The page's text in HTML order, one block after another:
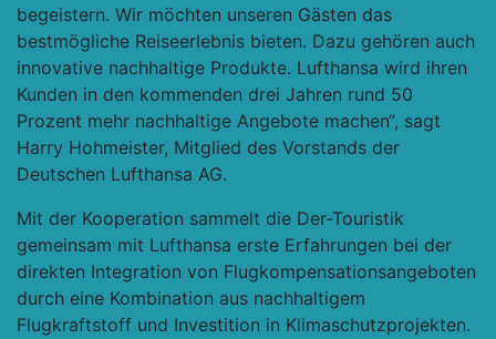
begeistern. Wir möchten unseren Gästen das
bestmögliche Reiseerlebnis bieten. Dazu gehören auch
innovative nachhaltige Produkte. Lufthansa wird ihren
Kunden in den kommenden drei Jahren rund 50
Prozent mehr nachhaltige Angebote machen“, sagt
Harry Hohmeister, Mitglied des Vorstands der
Deutschen Lufthansa AG.
Mit der Kooperation sammelt die Der-Touristik
gemeinsam mit Lufthansa erste Erfahrungen bei der
direkten Integration von Flugkompensationsangeboten
durch eine Kombination aus nachhaltigem
Flugkraftstoff und Investition in Klimaschutzprojekten.